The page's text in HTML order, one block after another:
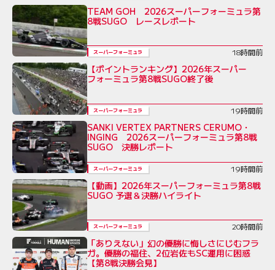
TEAM GOH 2026スーパーフォーミュラ第
8戦SUGO レースレポート
スーパーフォーミュラ 18時間前
【ポイントランキング】2026年スーパー
フォーミュラ第8戦SUGO終了後
スーパーフォーミュラ 19時間前
SANKI VERTEX PARTNERS CERUMO・
INGING 2026スーパーフォーミュラ第8戦
SUGO 決勝レポート
スーパーフォーミュラ 19時間前
【動画】2026年スーパーフォーミュラ第8戦
SUGO 予選＆決勝ハイライト
スーパーフォーミュラ 20時間前
「ありえない」幻の優勝に悔しさにじむフラ
ガ。優勝の福住、2位岩佐もSC運用に困惑
【第8戦決勝会見】